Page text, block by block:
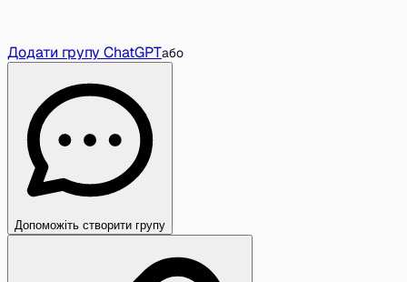
Додати групу ChatGPTабо
Допоможіть створити групу